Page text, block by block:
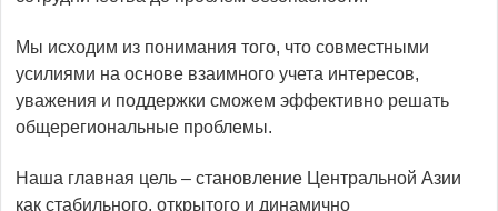
Мы исходим из понимания того, что совместными
усилиями на основе взаимного учета интересов,
уважения и поддерж­ки сможем эффективно решать
общерегиональные проблемы.
Наша главная цель – становление Центральной Азии
как стабильного, открытого и динамично